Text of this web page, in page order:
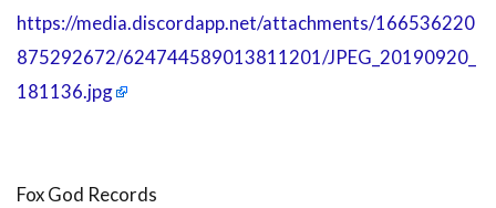
https://media.discordapp.net/attachments/166536220
875292672/624744589013811201/JPEG_20190920_
181136.jpg
Fox God Records